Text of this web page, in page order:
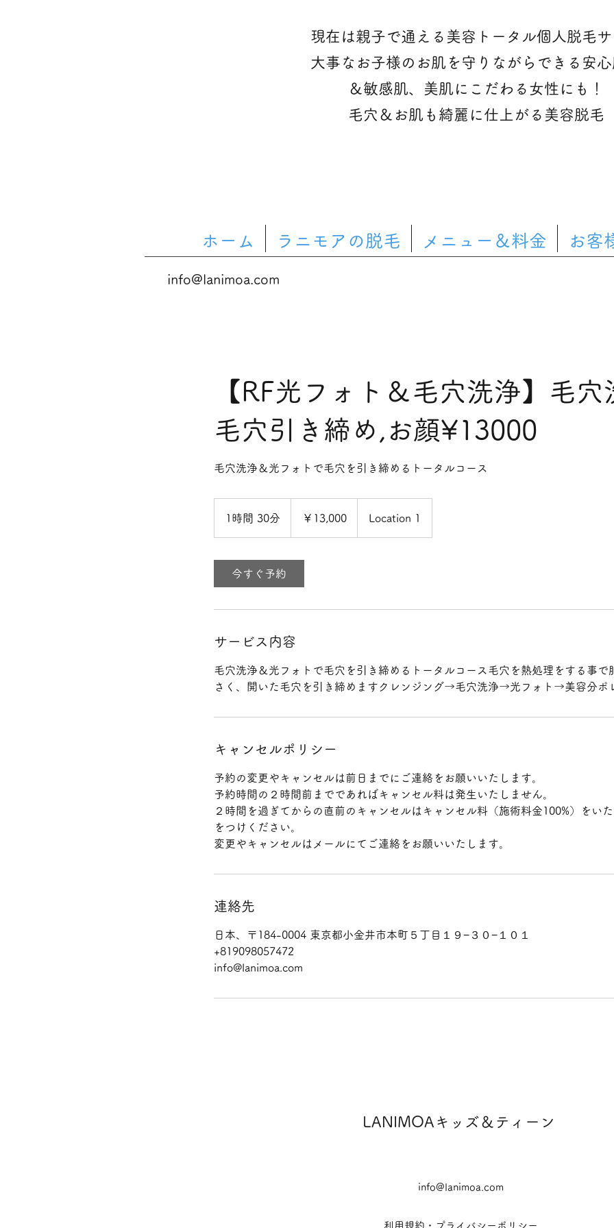
現在は親子で通える美容トータル個人脱毛
大事なお子様のお肌を守りながらできる安
＆敏感肌、美肌にこだわる女性にも！
​毛穴＆お肌も綺麗に仕上がる美容脱毛
ホーム ラニモアの脱毛 メニュー＆料金 お客
info@lanimoa.com
【RF光フォト＆毛穴洗浄】毛穴
毛穴引き締め,お顔¥13000
毛穴洗浄＆光フォトで毛穴を引き締めるトータルコース
1時間 30分
0
￥13,000 Location 1
今すぐ予約
サービス内容
毛穴洗浄＆光フォトで毛穴を引き締めるトータルコース毛穴を熱処理をする事で
さく、開いた毛穴を引き締めますクレンジング→毛穴洗浄→光フォト→美容分ポ
キャンセルポリシー
予約の変更やキャンセルは前日までにご連絡をお願いいたします。
予約時間の２時間前までであればキャンセル料は発生いたしません。
２時間を過ぎてからの直前のキャンセルはキャンセル料（施術料金100%）をい
をつけください。
変更やキャンセルはメールにてご連絡をお願いいたします。
連絡先
日本、〒184-0004 東京都小金井市本町５丁目１９−３０−１０１
+819098057472
info@lanimoa.com
LANIMOAキッズ＆ティーン
info@lanimoa.com
利用規約・プライバシーポリシー